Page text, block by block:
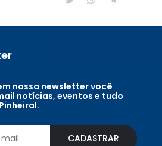
nossa newsletter você
notícias, eventos e tudo
CADASTRAR